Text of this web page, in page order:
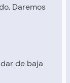
Daremos
de baja